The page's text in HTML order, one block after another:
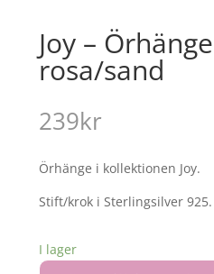
Joy –
rosa/sand
239kr
Örhänge i kollektionen Joy.
Stift/krok i Sterlingsilver 925.
I lager